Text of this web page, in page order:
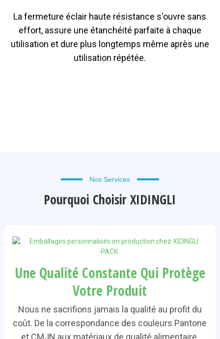
La fermeture éclair haute résistance s'ouvre sans
effort, assure une étanchéité parfaite à chaque
utilisation et dure plus longtemps même après une
utilisation répétée.
Nos Services
Pourquoi Choisir XIDINGLI
Une Qualité Constante Qui Protège
Votre Produit
Nous ne sacrifions jamais la qualité au profit du
coût. De la correspondance des couleurs Pantone
et CMJN aux matériaux de qualité alimentaire,